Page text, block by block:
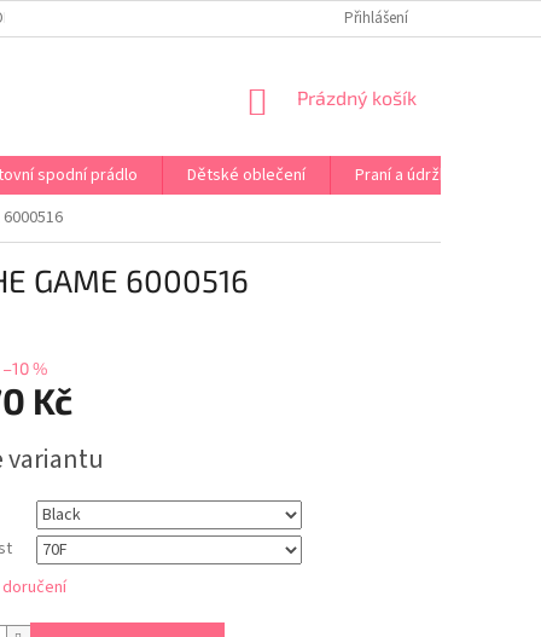
PRÁDLA NA MÍRU DOPRAVA A PLATBA ČR A EU
Přihlášení
NÁKUPNÍ
Prázdný košík
spodní prádlo Dětské oblečení Praní a údržba
6000516
GAME 6000516
–10 %
Kč
variantu